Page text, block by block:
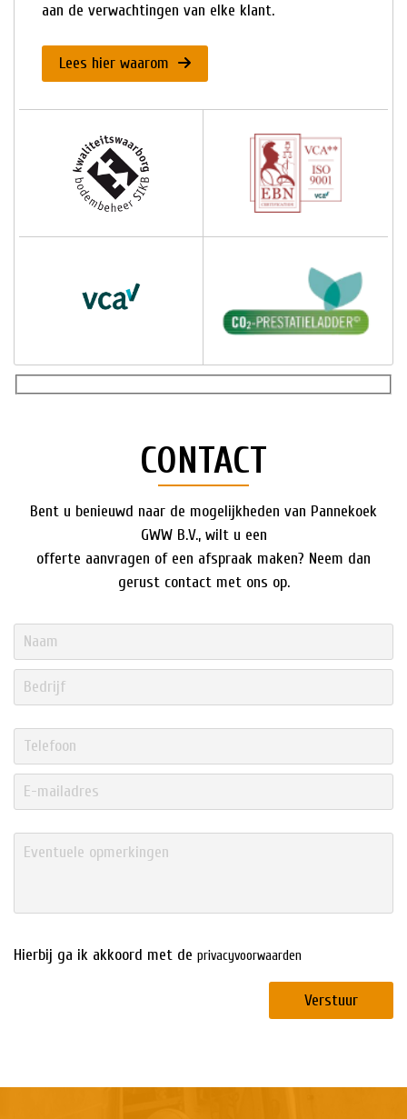
aan de verwachtingen van elke klant.
Lees hier waarom
CONTACT
Bent u benieuwd naar de mogelijkheden van Pannekoek
GWW B.V., wilt u een
offerte aanvragen of een afspraak maken? Neem dan
gerust contact met ons op.
Hierbij ga ik akkoord met de privacyvoorwaarden
Verstuur